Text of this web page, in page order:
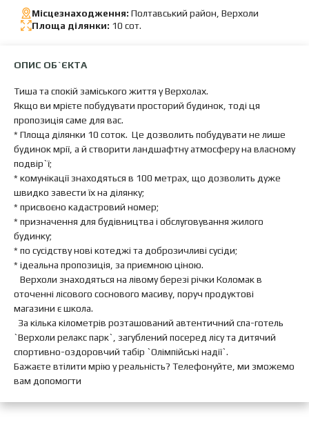
Місцезнаходження: Полтавський район, Верхоли
Площа ділянки: 10 сот.
ОПИС ОБ`ЄКТА
Тиша та спокій заміського життя у Верхолах.
Якщо ви мрієте побудувати просторий будинок, тоді ця
пропозиція саме для вас.
* Площа ділянки 10 соток. Це дозволить побудувати не лише
будинок мрії, а й створити ландшафтну атмосферу на власному
подвір`ї;
* комунікації знаходяться в 100 метрах, що дозволить дуже
швидко завести їх на ділянку;
* присвоєно кадастровий номер;
* призначення для будівництва і обслуговування жилого
будинку;
* по сусідству нові котеджі та доброзичливі сусіди;
* ідеальна пропозиція, за приємною ціною.
Верхоли знаходяться на лівому березі річки Коломак в
оточенні лісового соснового масиву, поруч продуктові
магазини є школа.
За кілька кілометрів розташований автентичний спа-готель
`Верхоли релакс парк`, загублений посеред лісу та дитячий
спортивно-оздоровчий табір `Олімпійські надії`.
Бажаєте втілити мрію у реальність? Телефонуйте, ми зможемо
вам допомогти